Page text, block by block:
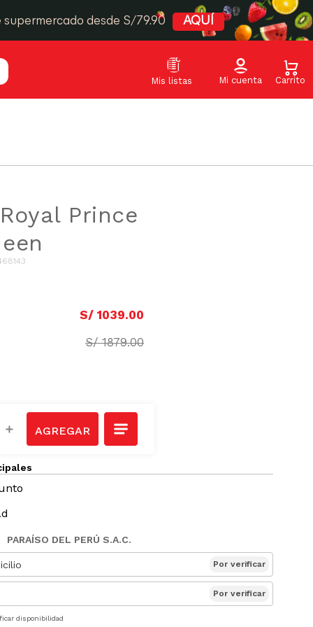
desde S/79.90 AQUÍ
Prince
S/ 1039.00
S/ 1879.00
＋
PARAÍSO DEL PERÚ S.A.C.
Por verificar
Por verificar
disponibilidad